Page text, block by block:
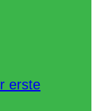
erste